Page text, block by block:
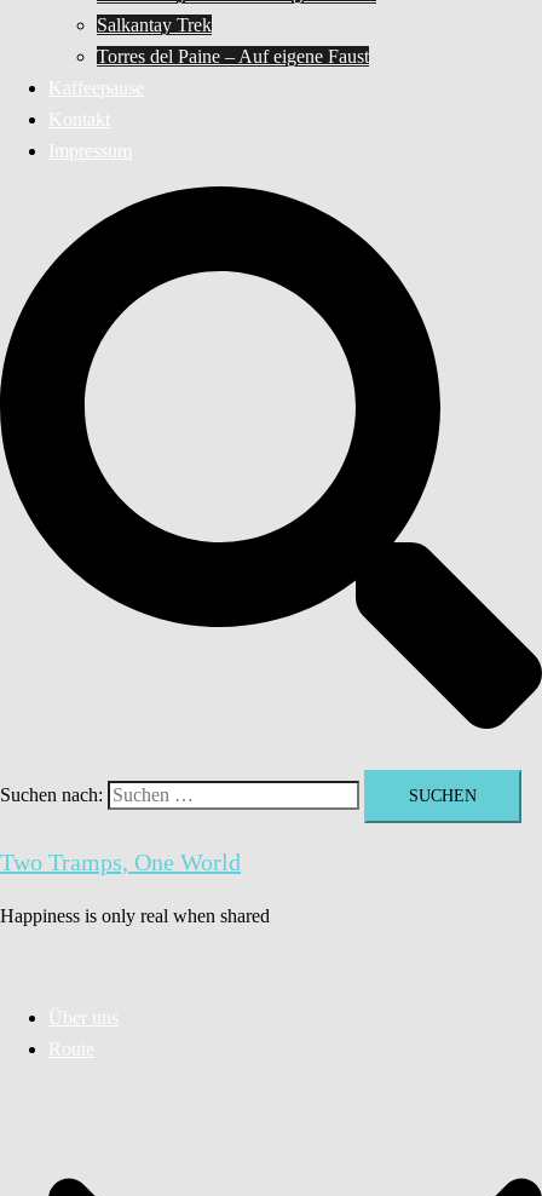
Salkantay Trek
Torres del Paine – Auf eigene Faust
Kaffeepause
Kontakt
Impressum
Suchen nach:
Two Tramps, One World
Happiness is only real when shared
Über uns
Route